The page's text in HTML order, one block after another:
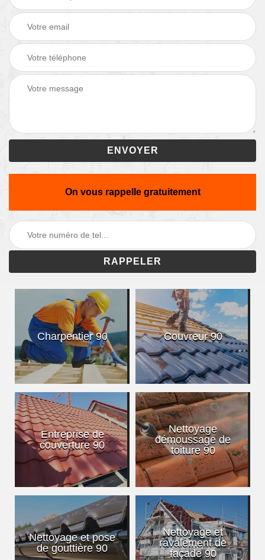
On vous rappelle gratuitement
Charpentier 90 Couvreur 90
Entreprise de
couverture 90
Nettoyage
démoussage de
toiture 90
Nettoyage et pose
de gouttière 90
Nettoyage et
ravalement de
façade 90